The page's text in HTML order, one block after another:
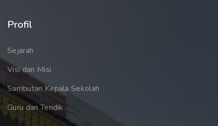
Profil
Sejarah
Visi dan Misi
Sambutan Kepala Sekolah
Guru dan Tendik